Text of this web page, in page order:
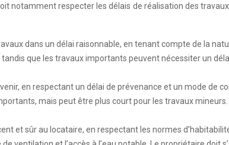
notamment respecter les délais de réalisation des
dans un délai raisonnable, en tenant compte de la
que les travaux importants peuvent nécessiter un
en respectant un délai de prévenance et un mode de
mais peut être plus court pour les travaux
et sûr au locataire, en respectant les normes